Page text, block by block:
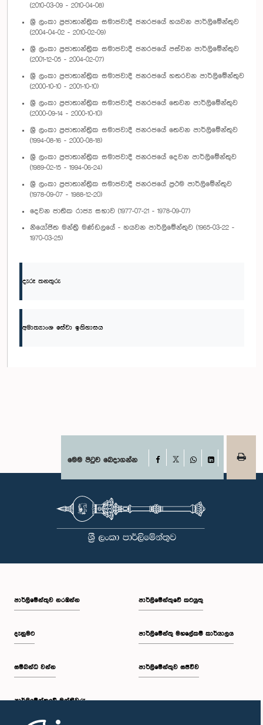
(2010-03-09 - 2010-04-08)
ශ්‍රී ලංකා ප්‍රජාතාන්ත්‍රික සමාජවාදී ජනරජයේ හයවන පාර්ලිමේන්තුව
(2004-04-02 - 2010-02-09)
ශ්‍රී ලංකා ප්‍රජාතාන්ත්‍රික සමාජවාදී ජනරජයේ පස්වන පාර්ලිමේන්තුව
(2001-12-05 - 2004-02-07)
ශ්‍රී ලංකා ප්‍රජාතාන්ත්‍රික සමාජවාදී ජනරජයේ හතරවන පාර්ලිමේන්තුව
(2000-10-10 - 2001-10-10)
ශ්‍රී ලංකා ප්‍රජාතාන්ත්‍රික සමාජවාදී ජනරජයේ තෙවන පාර්ලිමේන්තුව
(2000-09-14 - 2000-10-10)
ශ්‍රී ලංකා ප්‍රජාතාන්ත්‍රික සමාජවාදී ජනරජයේ තෙවන පාර්ලිමේන්තුව
(1994-08-16 - 2000-08-18)
ශ්‍රී ලංකා ප්‍රජාතාන්ත්‍රික සමාජවාදී ජනරජයේ දෙවන පාර්ලිමේන්තුව
(1989-02-15 - 1994-06-24)
ශ්‍රී ලංකා ප්‍රජාතාන්ත්‍රික සමාජවාදී ජනරජයේ ප්‍රථම පාර්ලිමේන්තුව
(1978-09-07 - 1988-12-20)
දෙවන ජාතික රාජ්‍ය සභාව (1977-07-21 - 1978-09-07)
නියෝජිත මන්ත්‍රි මණ්ඩලයේ - හයවන පාර්ලිමේන්තුව (1965-03-22 -
1970-03-25)
දැරූ තනතුරු
අමාත්‍යාංශ සේවා ඉතිහාසය
මෙම පිටුව බෙදාගන්න Facebook
පාර්ලි‌මේන්තුව නරඹන්න
දැනුමට
සම්බන්ධ වන්න
පාර්ලි‌මේන්තුවේ මන්ත්‍රීවරු
පාර්ලිමේන්තුවේ කටයුතු
පාර්ලිමේන්තු මහලේකම් කාර්යාලය
පාර්ලිමේන්තුව සජීවීව